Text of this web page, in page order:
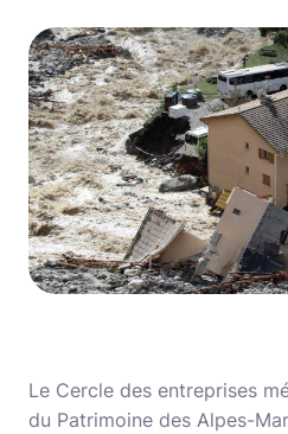
Le Cercle des entreprises
du Patrimoine des Alpes-